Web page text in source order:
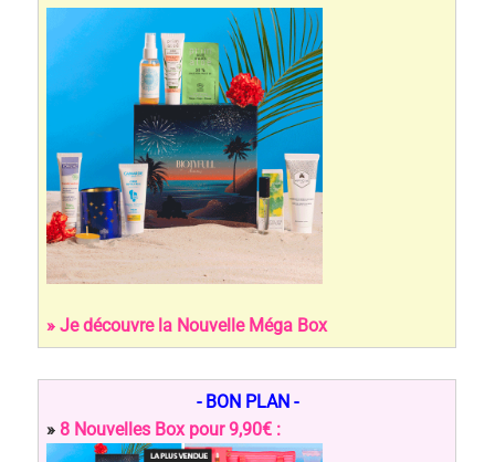
» Je découvre la Nouvelle Méga Box
- BON PLAN -
» 8 Nouvelles Box pour 9,90€ :